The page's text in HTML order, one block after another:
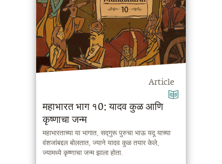
Article
महाभारत भाग १0: यादव कुळ आणि
कृष्णाचा जन्म
महाभारताच्या या भागात, सद्गुरू पुरुचा भाऊ यदू याच्या
वंशजांबद्दल बोलतात, ज्याने यादव कुळ तयार केले,
ज्यामध्ये कृष्णाचा जन्म झाला होता.